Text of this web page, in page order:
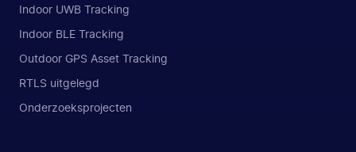
Indoor UWB Tracking
Indoor BLE Tracking
Outdoor GPS Asset Tracking
RTLS uitgelegd
Onderzoeksprojecten